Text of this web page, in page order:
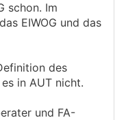
von bis zu 25
läuft, aber uns
zahlen?
man somit die
könnte.
schon. Im
EIWOG und das
des
in AUT nicht.
und FA-